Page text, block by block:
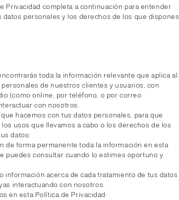
Privacidad completa a continuación para entender
personales y los derechos de los que dispones
toda la información relevante que aplica al
de nuestros clientes y usuarios, con
(como online, por teléfono, o por correo
con nosotros.
hacemos con tus datos personales, para que
usos que llevamos a cabo o los derechos de los
datos:
de forma permanente toda la información en esta
puedes consultar cuando lo estimes oportuno y
información acerca de cada tratamiento de tus datos
interactuando con nosotros.
en esta Política de Privacidad: